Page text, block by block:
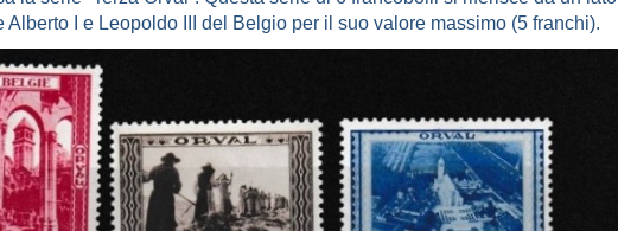
Alberto I e Leopoldo III del Belgio per il suo valore massimo (5 franchi).